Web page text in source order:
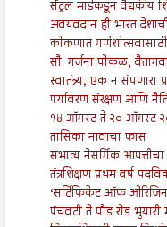
सेंट्रल मार्डकडून वैद्यकीय
अवयवदान ही भारत
कोकणात
सौ. गर्जना पोकळ,
स्वातंत्र्य, एक न संपणारा
पर्यावरण संरक्षण आणि
१४ ऑगस्ट ते २० ऑगस्ट
तासिका नावाचा फास
संभाव्य नैसर्गिक
तंत्रशिक्षण प्रथम वर्ष
‘सर्टिफिकेट ऑफ
पंचवटी ते पौड रोड भुयारी